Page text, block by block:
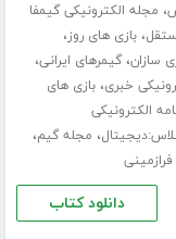
، مجله الکترونیکی گیمفا
،بازی های روز،
سازان،گیمرهای ایرانی،
خبری،بازی های
الکترونیکی
، مجله گیم،
دانلود کتاب